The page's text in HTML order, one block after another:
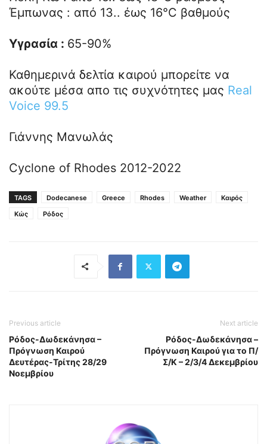
Έμπωνας : από 13.. έως 16°C βαθμούς
Υγρασία : 65-90%
Καθημερινά δελτία καιρού μπορείτε να
ακούτε μέσα απο τις συχνότητες μας Real
Voice 99.5
Γιάννης Μανωλάς
Cyclone of Rhodes 2012-2022
TAGS Dodecanese Greece Rhodes Weather
Καιρός
Κώς
Ρόδος
Previous article
Ρόδος-Δωδεκάνησα –
Πρόγνωση Καιρού
Δευτέρας-Τρίτης 28/29
Νοεμβρίου
Next article
Ρόδος-Δωδεκάνησα –
Πρόγνωση Καιρού για το Π/
Σ/Κ – 2/3/4 Δεκεμβρίου